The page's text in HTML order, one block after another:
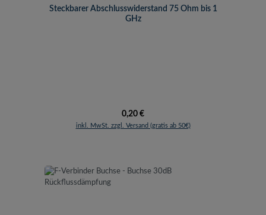
Steckbarer Abschlusswiderstand 75 Ohm bis 1
GHz
Regulärer Preis:
0,20 €
inkl. MwSt. zzgl. Versand (gratis ab 50€)